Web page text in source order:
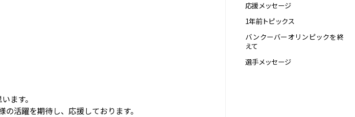
ます。
活躍を期待し、応援しております。
応援メッセージ
1年前トピックス
バンクーバーオリンピックを終
えて
選手メッセージ